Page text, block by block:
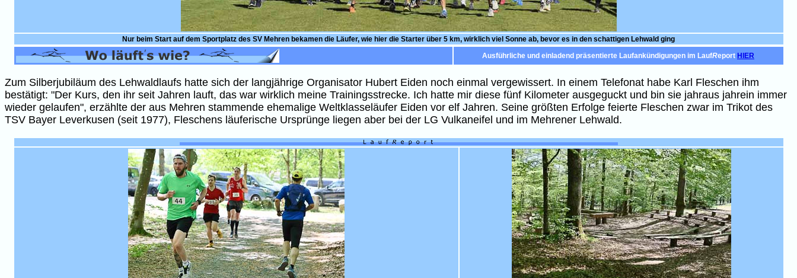
Nur beim Start auf dem Sportplatz des SV Mehren bekamen die Läufer, wie hier die Starter über 5 km, wirklich viel Sonne ab, bevor es in den schattigen Lehwald ging
Ausführliche und einladend präsentierte Laufankündigungen im LaufReport HIER
Zum Silberjubiläum des Lehwaldlaufs hatte sich der langjährige Organisator Hubert Eiden noch einmal vergewissert. In einem Telefonat habe Karl Fleschen ihm
bestätigt: "Der Kurs, den ihr seit Jahren lauft, das war wirklich meine Trainingsstrecke. Ich hatte mir diese fünf Kilometer ausgeguckt und bin sie jahraus jahrein immer
wieder gelaufen", erzählte der aus Mehren stammende ehemalige Weltklasseläufer Eiden vor elf Jahren. Seine größten Erfolge feierte Fleschen zwar im Trikot des
TSV Bayer Leverkusen (seit 1977), Fleschens läuferische Ursprünge liegen aber bei der LG Vulkaneifel und im Mehrener Lehwald.